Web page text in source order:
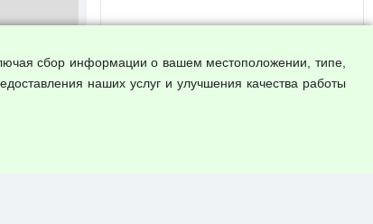
сбор информации о вашем местоположении, типе,
наших услуг и улучшения качества работы
пользователей временно отключена!
аккаунт.